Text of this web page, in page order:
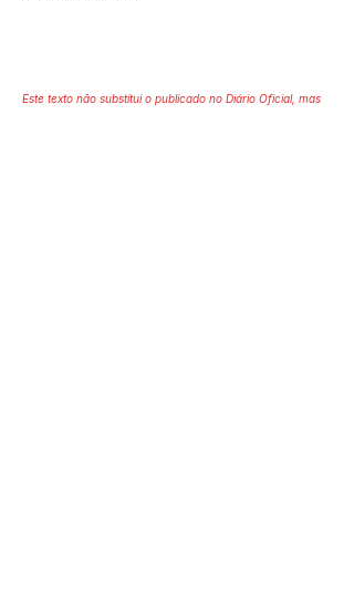
Este texto não substitui o publicado no Diário Oficial, mas